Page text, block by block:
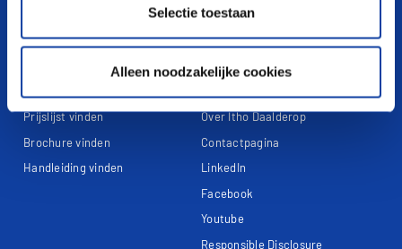
Selectie toestaan
Alleen noodzakelijke cookies
Referentieprojecten
Documentatie
Prijslijst vinden
Brochure vinden
Handleiding vinden
Contact
Over Itho Daalderop
Contactpagina
LinkedIn
Facebook
Youtube
Responsible Disclosure